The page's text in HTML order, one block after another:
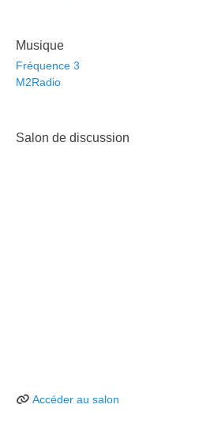
Musique
Fréquence 3
M2Radio
Salon de discussion
Accéder au salon